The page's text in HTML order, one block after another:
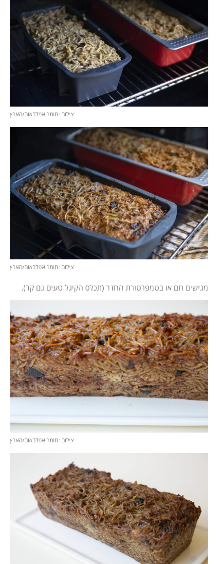
צילום :תומר אפלבאום/הארץ
צילום :תומר אפלבאום/הארץ
מגישים חם או בטמפרטורת החדר (תכלס הקיגל טעים גם קר).
צילום :תומר אפלבאום/הארץ